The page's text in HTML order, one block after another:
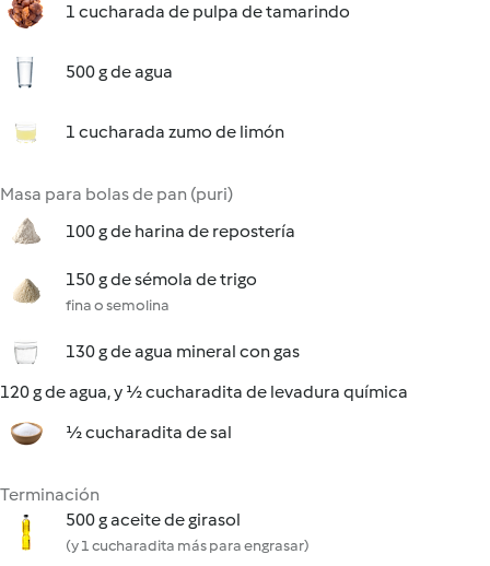
1 cucharada de pulpa de tamarindo
500 g de agua
1 cucharada zumo de limón
Masa para bolas de pan (puri)
100 g de harina de repostería
150 g de sémola de trigo
fina o semolina
130 g de agua mineral con gas
120 g de agua, y ½ cucharadita de levadura química
½ cucharadita de sal
Terminación
500 g aceite de girasol
(y 1 cucharadita más para engrasar)